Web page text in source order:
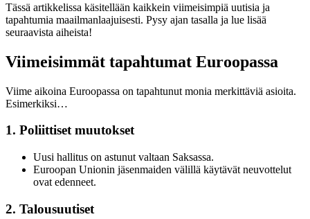
Tässä artikkelissa käsitellään kaikkein viimeisimpiä uutisia ja
tapahtumia maailmanlaajuisesti. Pysy ajan tasalla ja lue lisää
seuraavista aiheista!
Viimeisimmät tapahtumat Euroopassa
Viime aikoina Euroopassa on tapahtunut monia merkittäviä asioita.
Esimerkiksi…
1. Poliittiset muutokset
Uusi hallitus on astunut valtaan Saksassa.
Euroopan Unionin jäsenmaiden välillä käytävät neuvottelut
ovat edenneet.
2. Talousuutiset